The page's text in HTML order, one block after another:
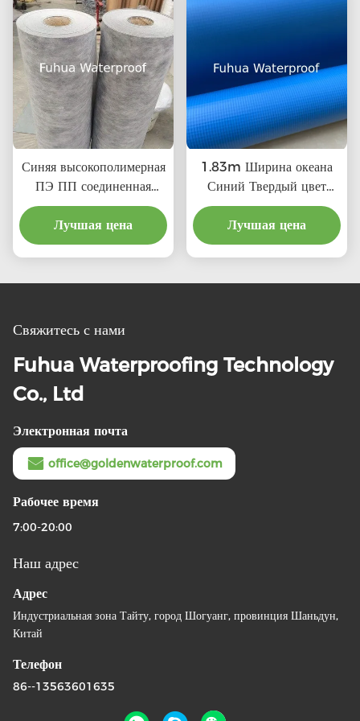
Синяя высокополимерная
ПЭ ПП соединенная
водонепроницаемая
мембрана для крыши
стены ванной комнаты
традиционном стиле
Лучшая цена
1.83m Ширина океана
Синий Твердый цвет
Плавательный бассейн
Фойл ПВХ Виниловый
бассейн Линеры для
Лучшая цена
Свяжитесь с нами
Fuhua Waterproofing Technology
Co., Ltd
Электронная почта
office@goldenwaterproof.com
Рабочее время
7:00-20:00
Наш адрес
Адрес
Индустриальная зона Тайту, город Шогуанг, провинция Шаньдун,
Китай
Телефон
86--13563601635